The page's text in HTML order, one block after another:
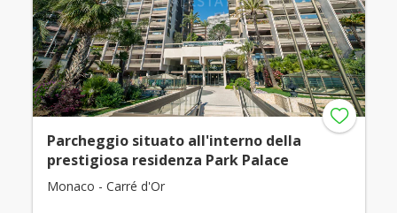
Parcheggio situato all'interno della
prestigiosa residenza Park Palace
Monaco - Carré d'Or